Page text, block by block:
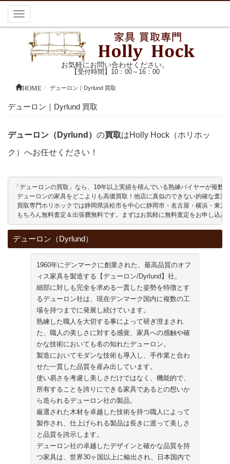
お気軽にお問い合わせください。
【受付時間】10：00～16：00
Toggle
navigation
HOME デューロン｜Dyrlund 買取
デューロン｜Dyrlund 買取
デューロン（Dyrlund） の買取はHolly Hock（ホリホッ
ク）へお任せください！
「デューロンの買取」なら、10年以上実績を積んでいる熟練バイヤーが複
デューロンの家具をどこよりも高価買取！他店に真似のできない的確な査定
買取専門ホリホックでは静岡県浜松市を中心に静岡市・名古屋・横浜・東
もちろん無料査定＆出張費無料です。まずはお気軽に無料査定をお申し込み
デューロン（Dyrlund）
1960年にデンマークに創業された、最高品質のオフ
ィス家具を製造する【デューロン/Dyrlund】社。
細部に対しも完全を求める一貫した姿勢を特徴とす
るデューロン社は、現在デンマーク国内に複数の工
場を持つまでに発展し続けています。
熟練した職人を大切する事によって研ぎ澄まされ
た、職人の美しさに対する感覚、家具への感触や確
かな技術においても名の知れたデューロン。
製造においてモダンな技術も導入し、手作業と合わ
せた一貫した品質を産み出しています。
使い易さを考慮し美しさだけではなく、機能的で、
所有することを誇りにできる家具であるとの想いか
ら造られるデューロン社の製品。
厳選された木材を卓越した技術を持つ職人によって
製作され、仕上げられる製品は長きに渡って美しさ
と品質を誇示します。
デューロン社の卓越したデザインと確かな品質を持
つ家具は、世界30ヶ国以上に輸出され、日本国内で